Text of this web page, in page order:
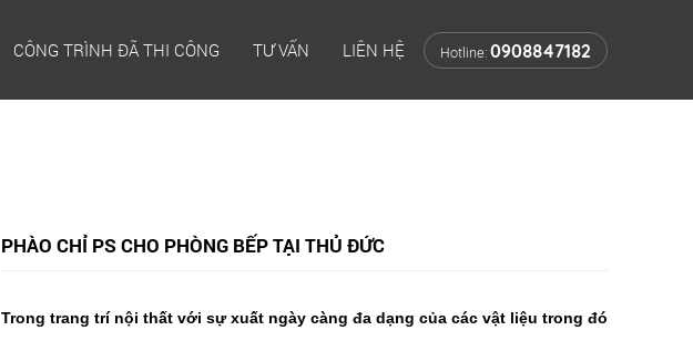
CÔNG TRÌNH ĐÃ THI CÔNG TƯ VẤN LIÊN HỆ Hotline: 0908847182
PHÀO CHỈ PS CHO PHÒNG BẾP TẠI THỦ ĐỨC
Trong trang trí nội thất với sự xuất ngày càng đa dạng của các vật liệu trong đó